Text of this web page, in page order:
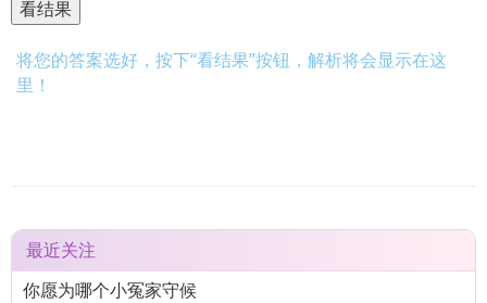
将您的答案选好，按下“看结果”按钮，解析将会显示在这
里！
最近关注
你愿为哪个小冤家守候